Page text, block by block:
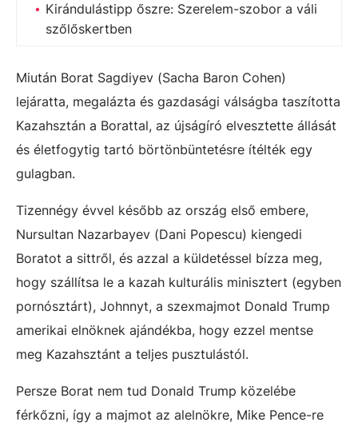
Kirándulástipp őszre: Szerelem-szobor a váli
szőlőskertben
Miután Borat Sagdiyev (Sacha Baron Cohen)
lejáratta, megalázta és gazdasági válságba taszította
Kazahsztán a Borattal, az újságíró elvesztette állását
és életfogytig tartó börtönbüntetésre ítélték egy
gulagban.
Tizennégy évvel később az ország első embere,
Nursultan Nazarbayev (Dani Popescu) kiengedi
Boratot a sittről, és azzal a küldetéssel bízza meg,
hogy szállítsa le a kazah kulturális minisztert (egyben
pornósztárt), Johnnyt, a szexmajmot Donald Trump
amerikai elnöknek ajándékba, hogy ezzel mentse
meg Kazahsztánt a teljes pusztulástól.
Persze Borat nem tud Donald Trump közelébe
férkőzni, így a majmot az alelnökre, Mike Pence-re